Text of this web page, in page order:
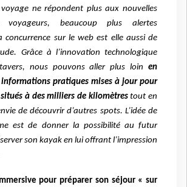
ne répondent plus aux nouvelles
voyageurs, beaucoup plus alertes
concurrence sur le web est elle aussi de
Grâce à l’innovation technologique
nous pouvons aller plus loin en
pratiques mises à jour pour
à des milliers de kilomètrestout en
de découvrir d’autres spots. L’idée de
est de donner la possibilité au futur
son kayak en lui offrant l’impression
pour préparer son séjour « sur